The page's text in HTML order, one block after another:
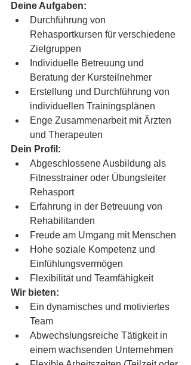
Deine Aufgaben:
Durchführung von
Rehasportkursen für verschiedene
Zielgruppen
Individuelle Betreuung und
Beratung der Kursteilnehmer
Erstellung und Durchführung von
individuellen Trainingsplänen
Enge Zusammenarbeit mit Ärzten
und Therapeuten
Dein Profil:
Abgeschlossene Ausbildung als
Fitnesstrainer oder Übungsleiter
Rehasport
Erfahrung in der Betreuung von
Rehabilitanden
Freude am Umgang mit Menschen
Hohe soziale Kompetenz und
Einfühlungsvermögen
Flexibilität und Teamfähigkeit
Wir bieten:
Ein dynamisches und motiviertes
Team
Abwechslungsreiche Tätigkeit in
einem wachsenden Unternehmen